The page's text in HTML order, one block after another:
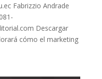
Fabrizzio Andrade
Descargar
cómo el marketing